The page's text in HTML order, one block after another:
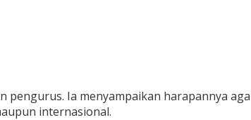
Ia menyampaikan harapannya
internasional.